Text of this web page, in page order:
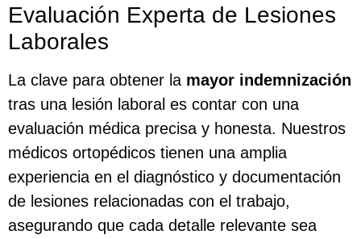
Evaluación Experta de Lesiones
Laborales
La clave para obtener la mayor indemnización
tras una lesión laboral es contar con una
evaluación médica precisa y honesta. Nuestros
médicos ortopédicos tienen una amplia
experiencia en el diagnóstico y documentación
de lesiones relacionadas con el trabajo,
asegurando que cada detalle relevante sea